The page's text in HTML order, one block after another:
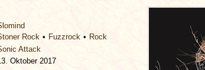
Rock Fuzzrock
Rock
Attack
Oktober 2017